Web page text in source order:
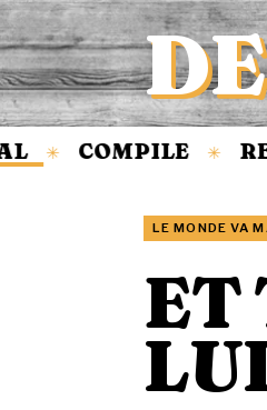
✳ COMPILE ✳
LE MONDE VA
ET